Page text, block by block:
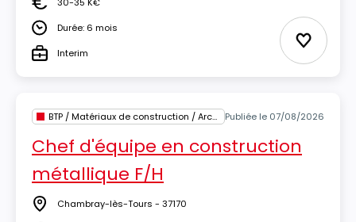
Salaire
DuréeDurée: 6 mois
TypeInterim Ajouter
BTP / Matériaux de construction / Architecture Publiée le 07/08/2026
Chef d'équipe en construction
métallique F/H
Lieu Chambray-lès-Tours - 37170